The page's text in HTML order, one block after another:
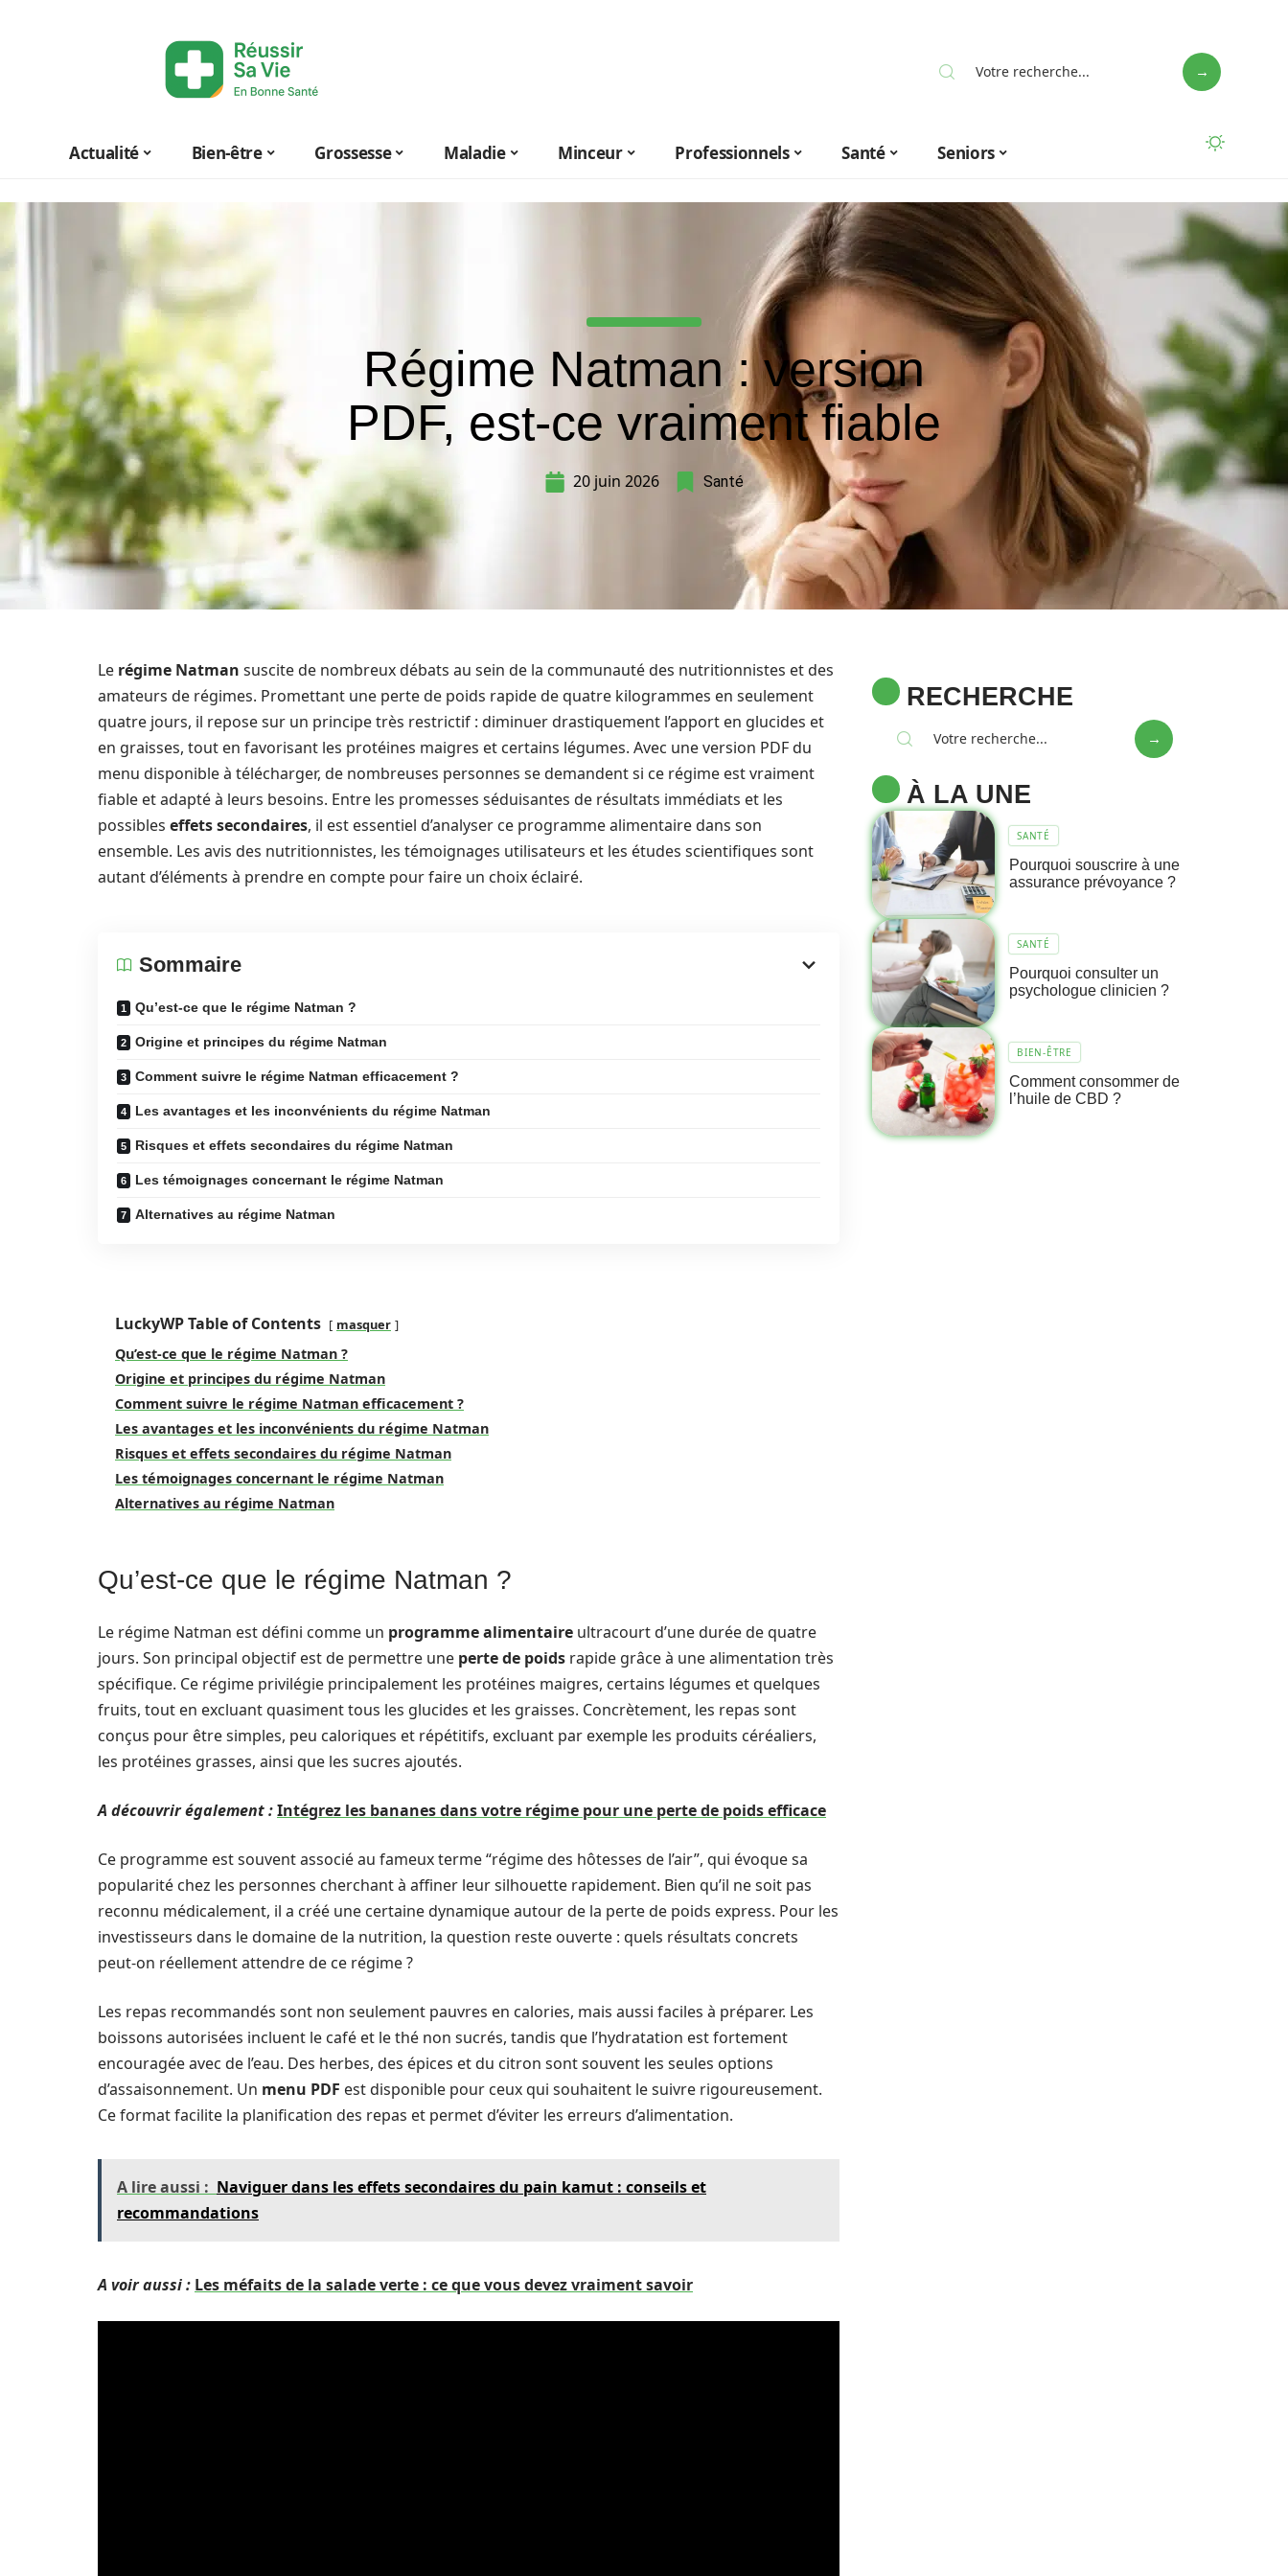
Actualité Bien-être Grossesse Maladie Minceur Professionnels Santé Seniors
Régime Natman : version
PDF, est-ce vraiment fiable
20 juin 2026 Santé
Le régime Natman suscite de nombreux débats au sein de la communauté des nutritionnistes et des
amateurs de régimes. Promettant une perte de poids rapide de quatre kilogrammes en seulement
quatre jours, il repose sur un principe très restrictif : diminuer drastiquement l’apport en glucides et
en graisses, tout en favorisant les protéines maigres et certains légumes. Avec une version PDF du
menu disponible à télécharger, de nombreuses personnes se demandent si ce régime est vraiment
fiable et adapté à leurs besoins. Entre les promesses séduisantes de résultats immédiats et les
possibles effets secondaires, il est essentiel d’analyser ce programme alimentaire dans son
ensemble. Les avis des nutritionnistes, les témoignages utilisateurs et les études scientifiques sont
autant d’éléments à prendre en compte pour faire un choix éclairé.
Sommaire
Qu’est-ce que le régime Natman ?
Origine et principes du régime Natman
Comment suivre le régime Natman efficacement ?
Les avantages et les inconvénients du régime Natman
Risques et effets secondaires du régime Natman
Les témoignages concernant le régime Natman
Alternatives au régime Natman
LuckyWP Table of Contents masquer
Qu’est-ce que le régime Natman ?
Origine et principes du régime Natman
Comment suivre le régime Natman efficacement ?
Les avantages et les inconvénients du régime Natman
Risques et effets secondaires du régime Natman
Les témoignages concernant le régime Natman
Alternatives au régime Natman
Qu’est-ce que le régime Natman ?
Le régime Natman est défini comme un programme alimentaire ultracourt d’une durée de quatre
jours. Son principal objectif est de permettre une perte de poids rapide grâce à une alimentation très
spécifique. Ce régime privilégie principalement les protéines maigres, certains légumes et quelques
fruits, tout en excluant quasiment tous les glucides et les graisses. Concrètement, les repas sont
conçus pour être simples, peu caloriques et répétitifs, excluant par exemple les produits céréaliers,
les protéines grasses, ainsi que les sucres ajoutés.
A découvrir également :Intégrez les bananes dans votre régime pour une perte de poids efficace
Ce programme est souvent associé au fameux terme “régime des hôtesses de l’air”, qui évoque sa
popularité chez les personnes cherchant à affiner leur silhouette rapidement. Bien qu’il ne soit pas
reconnu médicalement, il a créé une certaine dynamique autour de la perte de poids express. Pour les
investisseurs dans le domaine de la nutrition, la question reste ouverte : quels résultats concrets
peut-on réellement attendre de ce régime ?
Les repas recommandés sont non seulement pauvres en calories, mais aussi faciles à préparer. Les
boissons autorisées incluent le café et le thé non sucrés, tandis que l’hydratation est fortement
encouragée avec de l’eau. Des herbes, des épices et du citron sont souvent les seules options
d’assaisonnement. Un menu PDF est disponible pour ceux qui souhaitent le suivre rigoureusement.
Ce format facilite la planification des repas et permet d’éviter les erreurs d’alimentation.
A lire aussi : Naviguer dans les effets secondaires du pain kamut : conseils et
recommandations
A voir aussi : Les méfaits de la salade verte : ce que vous devez vraiment savoir
RECHERCHE
À LA UNE
SANTÉ
Pourquoi souscrire à une
assurance prévoyance ?
SANTÉ
Pourquoi consulter un
psychologue clinicien ?
BIEN-ÊTRE
Comment consommer de
l’huile de CBD ?